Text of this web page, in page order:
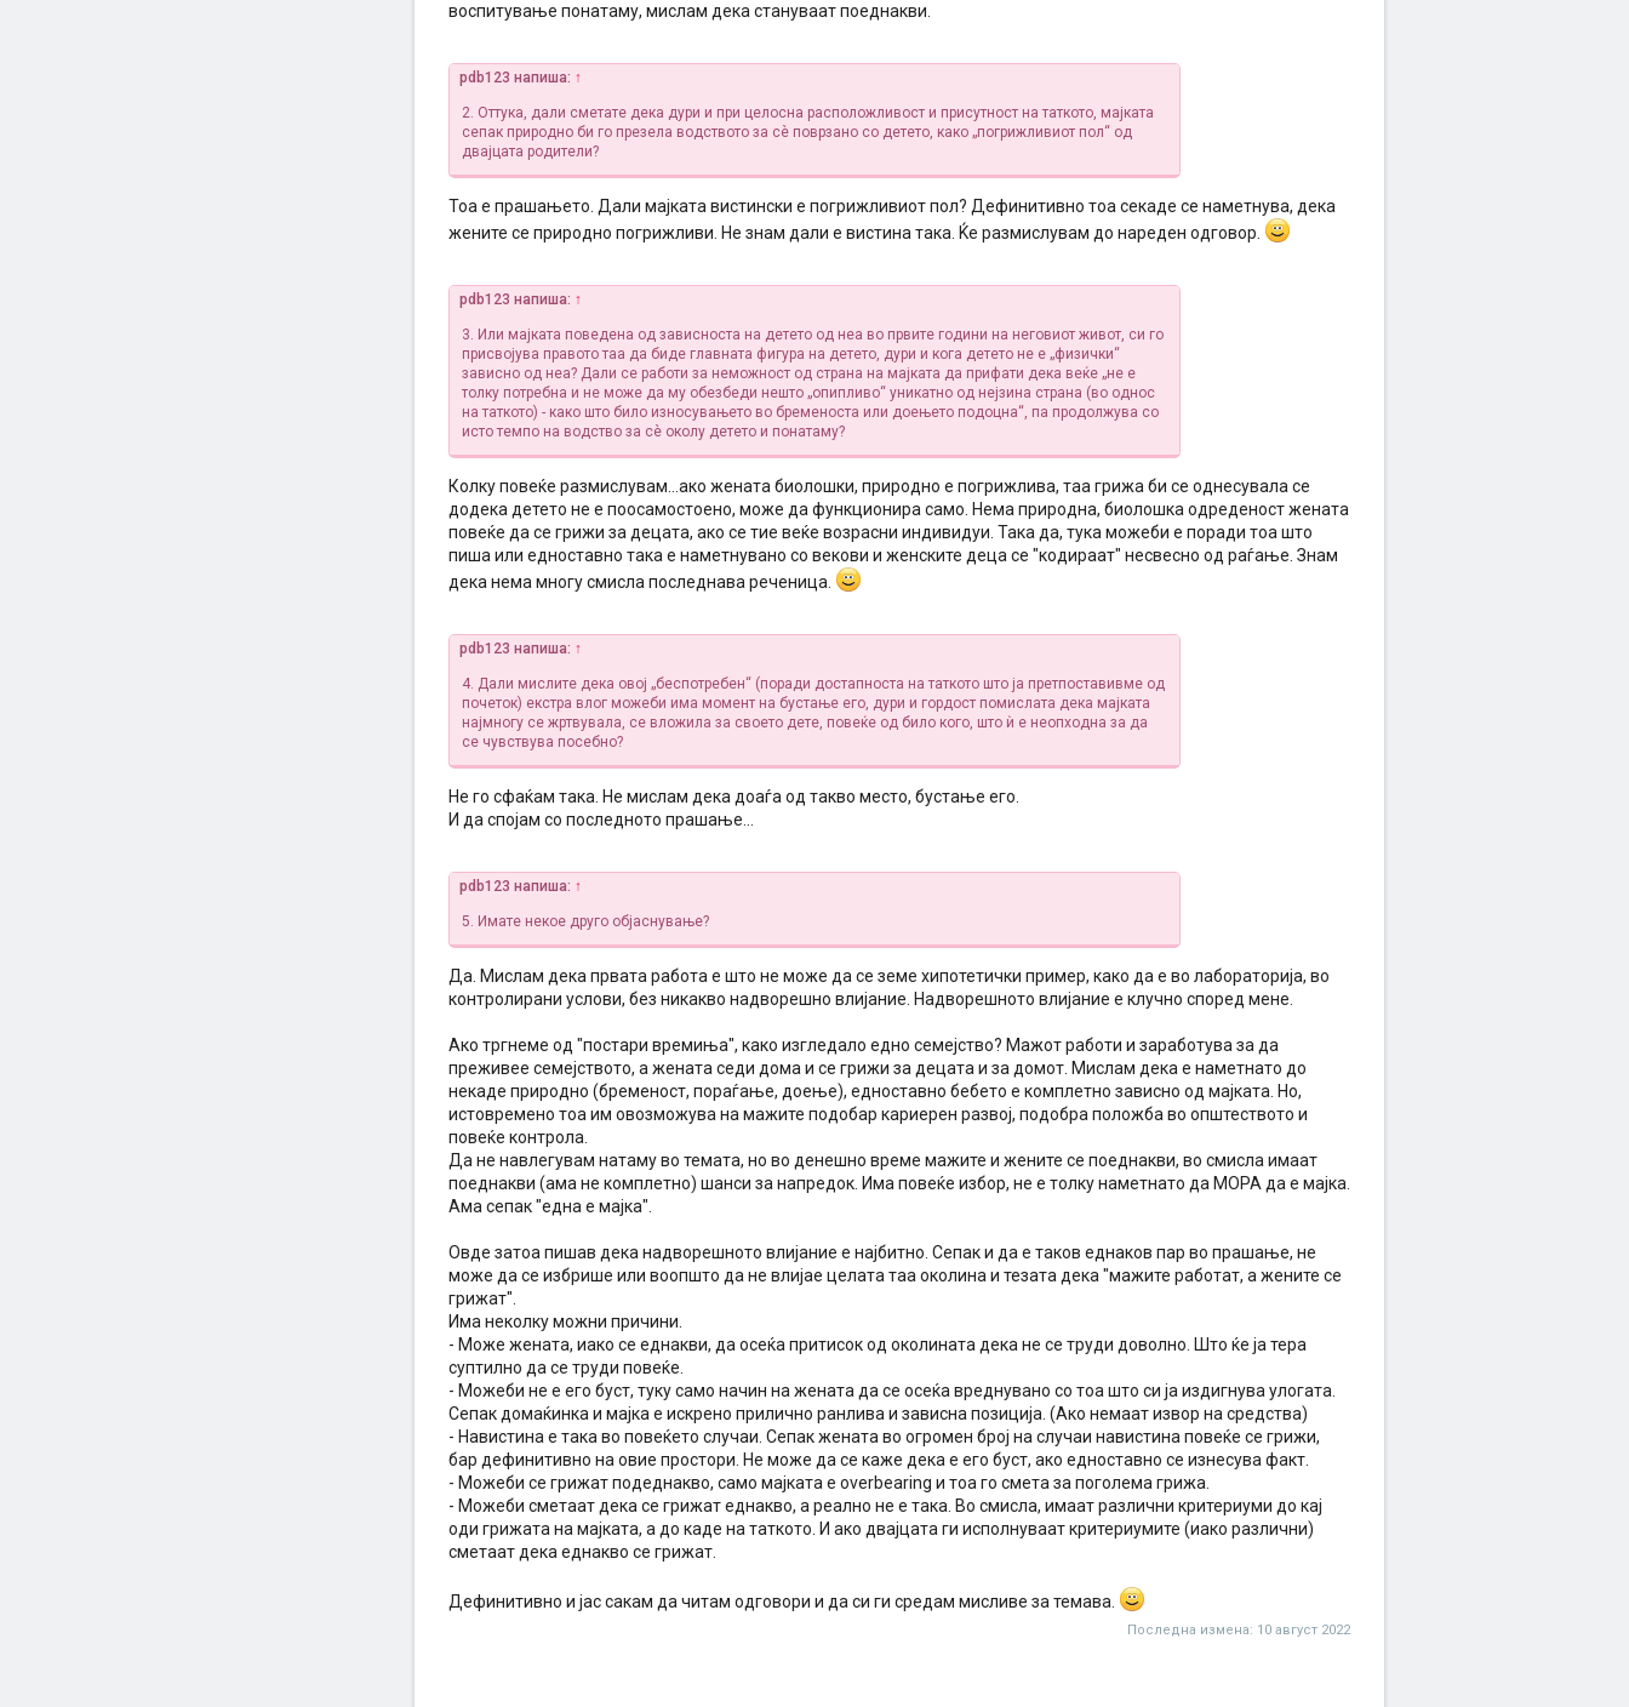
воспитување понатаму, мислам дека стануваат поеднакви.
pdb123 напиша: ↑
2. Оттука, дали сметате дека дури и при целосна расположливост и присутност на таткото, мајката
сепак природно би го презела водството за сè поврзано со детето, како „погрижливиот пол“ од
двајцата родители?
Тоа е прашањето. Дали мајката вистински е погрижливиот пол? Дефинитивно тоа секаде се наметнува, дека
жените се природно погрижливи. Не знам дали е вистина така. Ќе размислувам до нареден одговор.
pdb123 напиша: ↑
3. Или мајката поведена од зависноста на детето од неа во првите години на неговиот живот, си го
присвојува правото таа да биде главната фигура на детето, дури и кога детето не е „физички“
зависно од неа? Дали се работи за неможност од страна на мајката да прифати дека веќе „не е
толку потребна и не може да му обезбеди нешто „опипливо“ уникатно од нејзина страна (во однос
на таткото) - како што било износувањето во бременоста или доењето подоцна“, па продолжува со
исто темпо на водство за сè околу детето и понатаму?
Колку повеќе размислувам...ако жената биолошки, природно е погрижлива, таа грижа би се однесувала се
додека детето не е поосамостоено, може да функционира само. Нема природна, биолошка одреденост жената
повеќе да се грижи за децата, ако се тие веќе возрасни индивидуи. Така да, тука можеби е поради тоа што
пиша или едноставно така е наметнувано со векови и женските деца се "кодираат" несвесно од раѓање. Знам
дека нема многу смисла последнава реченица.
pdb123 напиша: ↑
4. Дали мислите дека овој „беспотребен“ (поради достапноста на таткото што ја претпоставивме од
почеток) екстра влог можеби има момент на бустање его, дури и гордост помислата дека мајката
најмногу се жртвувала, се вложила за своето дете, повеќе од било кого, што ѝ е неопходна за да
се чувствува посебно?
Не го сфаќам така. Не мислам дека доаѓа од такво место, бустање его.
И да спојам со последното прашање...
pdb123 напиша: ↑
5. Имате некое друго објаснување?
Да. Мислам дека првата работа е што не може да се земе хипотетички пример, како да е во лабораторија, во
контролирани услови, без никакво надворешно влијание. Надворешното влијание е клучно според мене.
Ако тргнеме од "постари времиња", како изгледало едно семејство? Мажот работи и заработува за да
преживее семејството, а жената седи дома и се грижи за децата и за домот. Мислам дека е наметнато до
некаде природно (бременост, пораѓање, доење), едноставно бебето е комплетно зависно од мајката. Но,
истовремено тоа им овозможува на мажите подобар кариерен развој, подобра положба во општеството и
повеќе контрола.
Да не навлегувам натаму во темата, но во денешно време мажите и жените се поеднакви, во смисла имаат
поеднакви (ама не комплетно) шанси за напредок. Има повеќе избор, не е толку наметнато да МОРА да е мајка.
Ама сепак "една е мајка".
Овде затоа пишав дека надворешното влијание е најбитно. Сепак и да е таков еднаков пар во прашање, не
може да се избрише или воопшто да не влијае целата таа околина и тезата дека "мажите работат, а жените се
грижат".
Има неколку можни причини.
- Може жената, иако се еднакви, да осеќа притисок од околината дека не се труди доволно. Што ќе ја тера
суптилно да се труди повеќе.
- Можеби не е его буст, туку само начин на жената да се осеќа вреднувано со тоа што си ја издигнува улогата.
Сепак домаќинка и мајка е искрено прилично ранлива и зависна позиција. (Ако немаат извор на средства)
- Навистина е така во повеќето случаи. Сепак жената во огромен број на случаи навистина повеќе се грижи,
бар дефинитивно на овие простори. Не може да се каже дека е его буст, ако едноставно се изнесува факт.
- Можеби се грижат подеднакво, само мајката е overbearing и тоа го смета за поголема грижа.
- Можеби сметаат дека се грижат еднакво, а реално не е така. Во смисла, имаат различни критериуми до кај
оди грижата на мајката, а до каде на таткото. И ако двајцата ги исполнуваат критериумите (иако различни)
сметаат дека еднакво се грижат.
Дефинитивно и јас сакам да читам одговори и да си ги средам мисливе за темава.
Последна измена: 10 август 2022